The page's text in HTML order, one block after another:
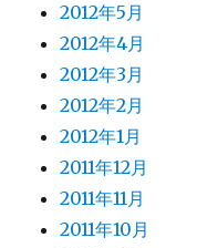
2012年5月
2012年4月
2012年3月
2012年2月
2012年1月
2011年12月
2011年11月
2011年10月